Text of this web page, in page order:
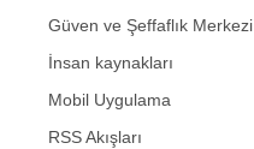
Güven ve Şeffaflık Merkezi
İnsan kaynakları
Mobil Uygulama
RSS Akışları